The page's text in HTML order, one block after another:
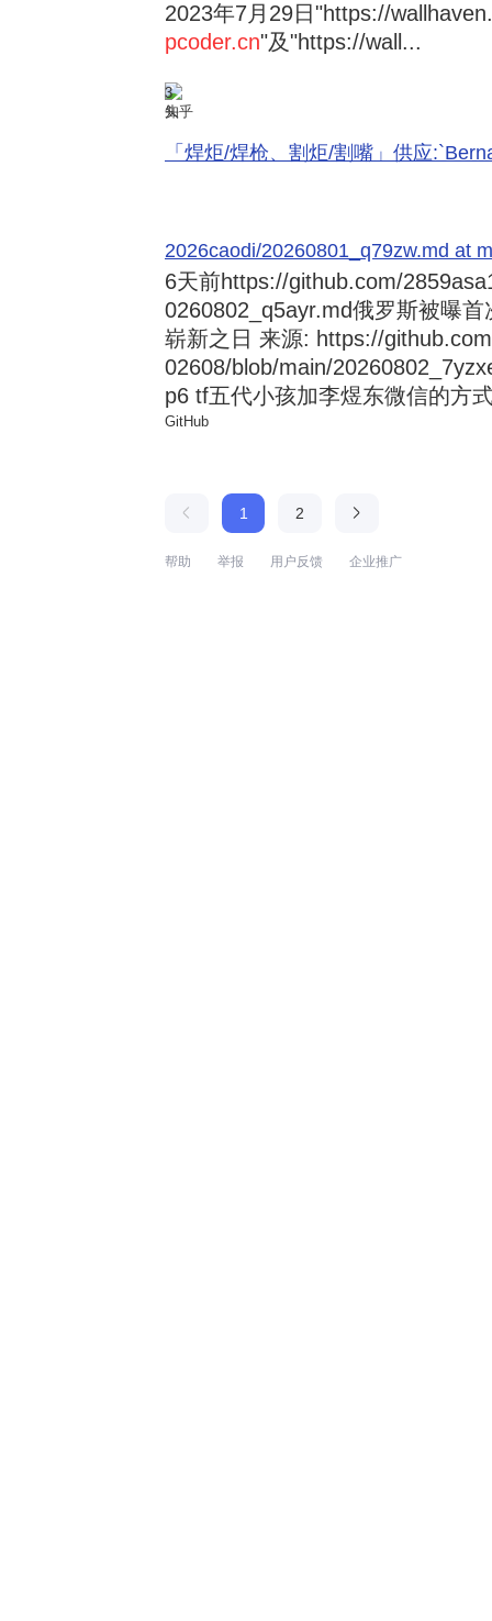
2023年7月29日 "https://
pcoder.cn"及"https://wall...
3
知乎
「焊炬/焊枪、割炬/割嘴」供应
2026caodi/20260801_q79zw.md at
6天前https://github.com/
0260802_q5ayr.md俄罗斯被曝
崭新之日 来源: https://
02608/blob/main/
p6 tf五代小孩加李煜东微信的方
GitHub
1 2
帮助 举报 用户反馈 企业推广